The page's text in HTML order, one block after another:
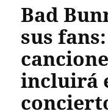
Bad
sus
incluirá